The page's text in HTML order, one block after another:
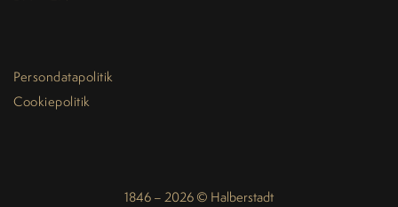
Persondatapolitik
Cookiepolitik
1846 – 2026 © Halberstadt